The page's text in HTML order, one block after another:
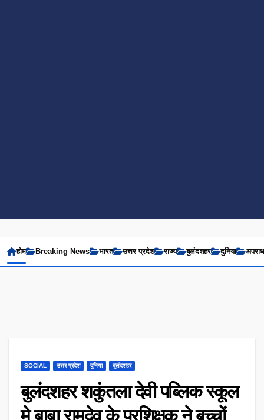
होम Breaking News भारत उत्तर प्रदेश राज्य बुलंदशहर दुनिया अपराध
SOCIAL उत्तर प्रदेश दुनिया बुलंदशहर
बुलंदशहर शकुंतला देवी पब्लिक स्कूल